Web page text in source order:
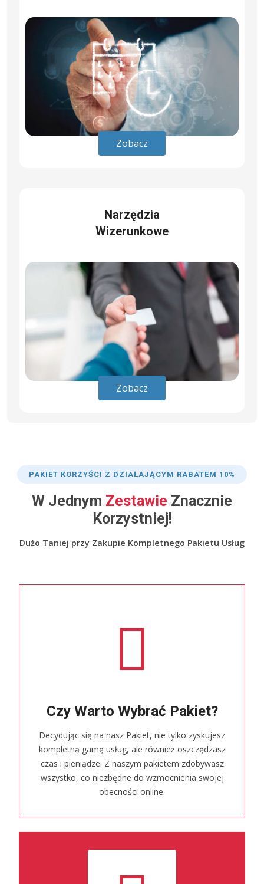
Zobacz
Narzędzia
Wizerunkowe
Zobacz
PAKIET KORZYŚCI Z DZIAŁAJĄCYM RABATEM 10%
W Jednym Zestawie Znacznie
Korzystniej!
Dużo Taniej przy Zakupie Kompletnego Pakietu Usług
Czy Warto Wybrać Pakiet?
Decydując się na nasz Pakiet, nie tylko zyskujesz
kompletną gamę usług, ale również oszczędzasz
czas i pieniądze. Z naszym pakietem zdobywasz
wszystko, co niezbędne do wzmocnienia swojej
obecności online.